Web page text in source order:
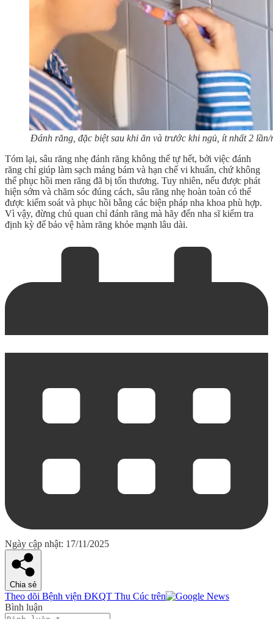
Đánh răng, đặc biệt sau khi ăn và trước khi ngủ, ít nhất 2 lần/
Tóm lại, sâu răng nhẹ đánh răng không thể tự hết, bởi việc đánh
răng chỉ giúp làm sạch mảng bám và hạn chế vi khuẩn, chứ không
thể phục hồi men răng đã bị tổn thương. Tuy nhiên, nếu được phát
hiện sớm và chăm sóc đúng cách, sâu răng nhẹ hoàn toàn có thể
được kiểm soát và phục hồi bằng các biện pháp nha khoa phù hợp.
Vì vậy, đừng chủ quan chỉ đánh răng mà hãy đến nha sĩ kiểm tra
định kỳ để bảo vệ hàm răng khỏe mạnh lâu dài.
Ngày cập nhật: 17/11/2025
Chia sẻ
Theo dõi Bệnh viện ĐKQT Thu Cúc trên
Bình luận